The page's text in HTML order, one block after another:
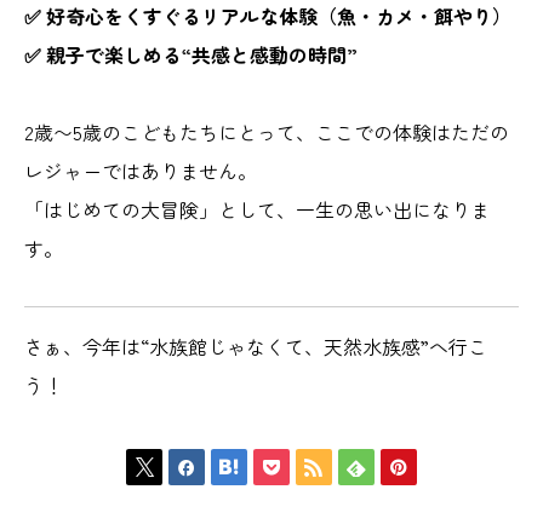
✅ 好奇心をくすぐるリアルな体験（魚・カメ・餌やり）
✅ 親子で楽しめる“共感と感動の時間”
2歳〜5歳のこどもたちにとって、ここでの体験はただの
レジャーではありません。
「はじめての大冒険」として、一生の思い出になりま
す。
さぁ、今年は“水族館じゃなくて、天然水族感”へ行こ
う！
      